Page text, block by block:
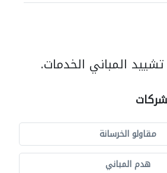
المباني الخدمات.
مقاولو الخرسانة
هدم المباني